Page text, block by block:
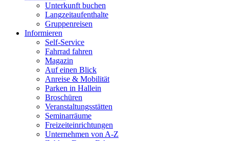
Unterkunft buchen
Langzeitaufenthalte
Gruppenreisen
Informieren
Self-Service
Fahrrad fahren
Magazin
Auf einen Blick
Anreise & Mobilität
Parken in Hallein
Broschüren
Veranstaltungsstätten
Seminarräume
Freizeiteinrichtungen
Unternehmen von A-Z